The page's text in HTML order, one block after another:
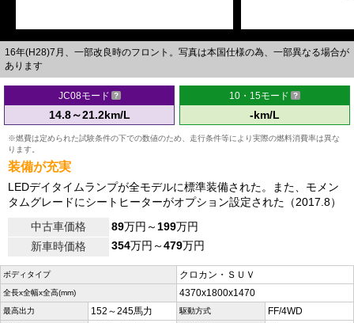
16年(H28)7月、一部改良時のフロント。写真は本国仕様の為、一部異なる場合が
あります
JC08モード
14.8～21.2km/L
10・15モード
-km/L
※燃費は定められた試験条件の下での数値のため、走行条件等により実際の燃料消費率は異な
ります。
装備が充実
LEDデイタイムランプが全モデルに標準装備された。また、モメン
タムグレードにシートヒーターがオプション設定された（2017.8）
中古車価格
89万円～199万円
新車時価格
354万円～479万円
ボディタイプ クロカン・ＳＵＶ
全長x全幅x全高(mm) 4370x1800x1470
最高出力 152～245馬力 駆動方式 FF/4WD